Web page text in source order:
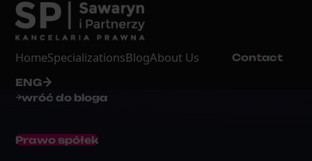
HomeSpecializationsBlogAbout Us Contact
ENG
wróć do bloga
Prawo spółek